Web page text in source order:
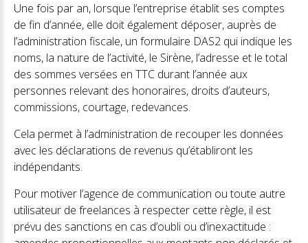
Une fois par an, lorsque l’entreprise établit ses comptes
de fin d’année, elle doit également déposer, auprès de
l’administration fiscale, un formulaire DAS2 qui indique les
noms, la nature de l’activité, le Sirène, l’adresse et le total
des sommes versées en TTC durant l’année aux
personnes relevant des honoraires, droits d’auteurs,
commissions, courtage, redevances.
Cela permet à l’administration de recouper les données
avec les déclarations de revenus qu’établiront les
indépendants.
Pour motiver l’agence de communication ou toute autre
utilisateur de freelances à respecter cette règle, il est
prévu des sanctions en cas d’oubli ou d’inexactitude :